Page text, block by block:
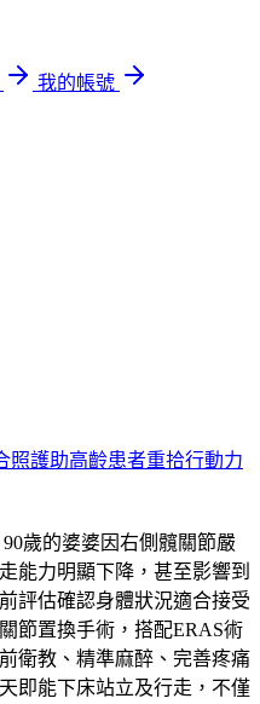
我的帳號
照護助高齡患者重拾行動力
歲的婆婆因右側髖關節嚴
能力明顯下降，甚至影響到
評估確認身體狀況適合接受
節置換手術，搭配ERAS術
衛教、精準麻醉、完善疼痛
即能下床站立及行走，不僅